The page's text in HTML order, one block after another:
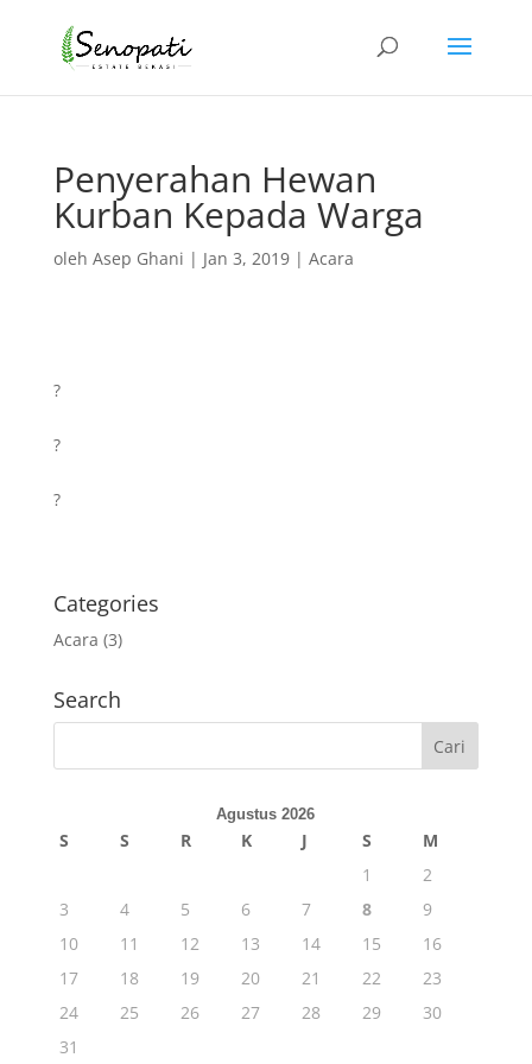
Penyerahan Hewan
Kurban Kepada Warga
oleh Asep Ghani | Jan 3, 2019| Acara
?
?
?
Categories
Acara (3)
Search
Agustus 2026
S S R K J S
M
1
2
3
4 5 6 7 8
9
10
11 12 13 14 15
16
17
18 19 20 21 22
23
24
25 26 27 28 29
30
31